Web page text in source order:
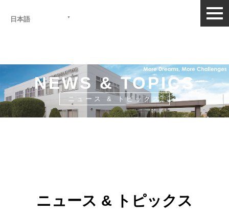
日本語
NEWS & TOPICS
ニュース & トピックス
ニュース & トピックス